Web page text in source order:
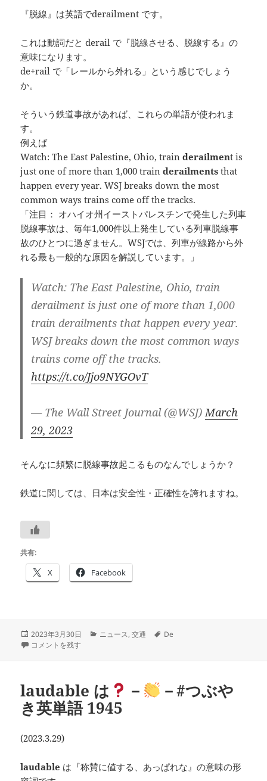
『脱線』は英語でderailment です。
これは動詞だと derail で『脱線させる、脱線する』の
意味になります。
de+rail で「レールから外れる」という感じでしょう
か。
そういう鉄道事故があれば、これらの単語が使われま
す。
例えば
Watch: The East Palestine, Ohio, trainderailment is
just one of more than 1,000 trainderailments that
happen every year. WSJ breaks down the most
common ways trains come off the tracks.
「注目： オハイオ州イーストパレスチンで発生した列車
脱線事故は、毎年1,000件以上発生している列車脱線事
故のひとつに過ぎません。WSJでは、列車が線路から外
れる最も一般的な原因を解説しています。」
Watch: The East Palestine, Ohio, train
derailment is just one of more than 1,000
train derailments that happen every year.
WSJ breaks down the most common ways
trains come off the tracks.
https://t.co/Jjo9NYGOvT
— The Wall Street Journal (@WSJ)March
29, 2023
そんなに頻繁に脱線事故起こるものなんでしょうか？
鉄道に関しては、日本は安全性・正確性を誇れますね。
共有:
X Facebook
投
稿
2023年3月30日
カ
ニュース,交通
タ
De
「脱線」の英語は
コメントを残す
laudable は －
－#つぶや
き英単語 1945
(2023.3.29)
laudable は『称賛に値する、あっぱれな』の意味の形